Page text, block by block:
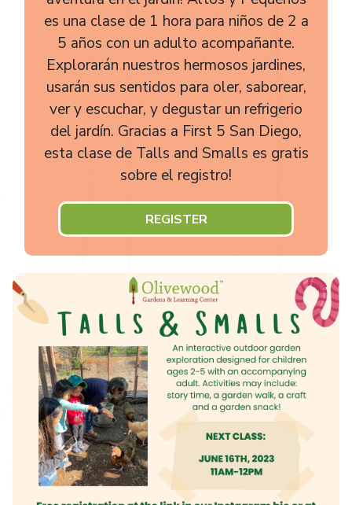
es una clase de 1 hora para niños de 2 a
5 años con un adulto acompañante.
Explorarán nuestros hermosos jardines,
usarán sus sentidos para oler, saborear,
ver y escuchar, y degustar un refrigerio
del jardín. Gracias a First 5 San Diego,
esta clase de Talls and Smalls es gratis
sobre el registro!
REGISTER